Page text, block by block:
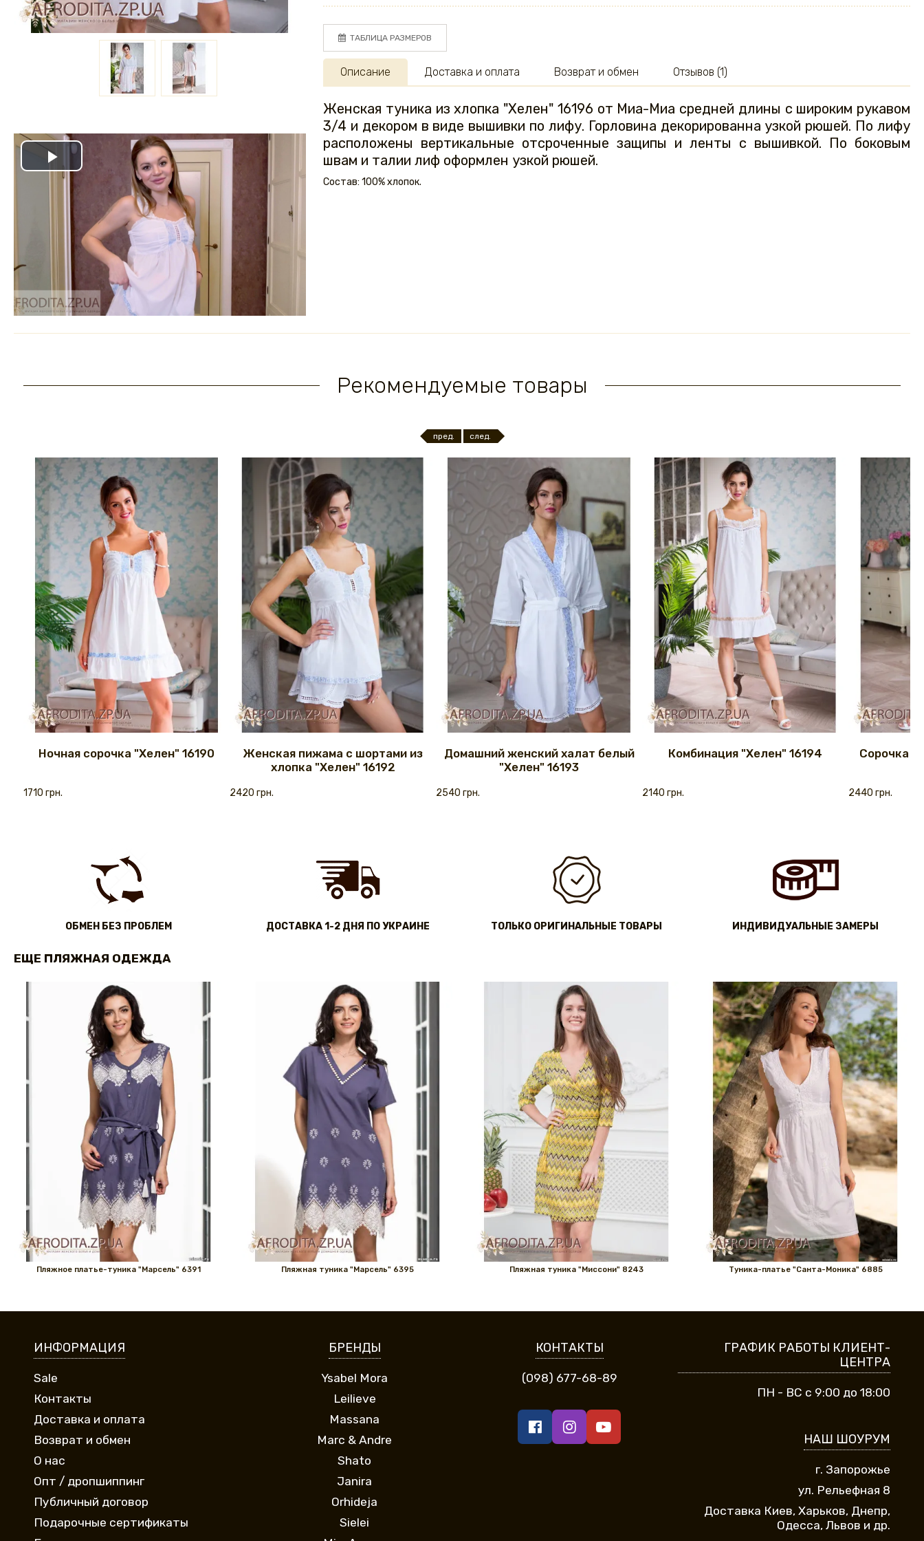
Play
Video
ТАБЛИЦА РАЗМЕРОВ
Описание
Женская туника из хлопка "Хелен" 16196 от Миа-Миа средней длины с широким рукавом
3/4 и декором в виде вышивки по лифу. Горловина декорированна узкой рюшей. По лифу
расположены вертикальные отсроченные защипы и ленты с вышивкой. По боковым
швам и талии лиф оформлен узкой рюшей.
Состав: 100% хлопок.
Доставка и оплата Возврат и обмен Отзывов (1)
Рекомендуемые товары
пред. след.
Ночная сорочка "Хелен" 16190
1710 грн.
Женская пижама с шортами из
хлопка "Хелен" 16192
2420 грн.
Домашний женский халат белый
"Хелен" 16193
2540 грн.
Комбинация "Хелен" 16194
2140 грн.
Сорочка
2440 грн.
ОБМЕН БЕЗ ПРОБЛЕМ ДОСТАВКА 1-2 ДНЯ ПО УКРАИНЕ ТОЛЬКО ОРИГИНАЛЬНЫЕ ТОВАРЫ ИНДИВИДУАЛЬНЫЕ ЗАМЕРЫ
ЕЩЕ ПЛЯЖНАЯ ОДЕЖДА
Пляжное платье-туника "Марсель" 6391 Пляжная туника "Марсель" 6395 Пляжная туника "Миссони" 8243 Туника-платье "Санта-Моника" 6885
ИНФОРМАЦИЯ
Sale
Контакты
Доставка и оплата
Возврат и обмен
О нас
Опт / дропшиппинг
Публичный договор
Подарочные сертификаты
БРЕНДЫ
Ysabel Mora
Leilieve
Massana
Marc & Andre
Shato
Janira
Orhideja
Sielei
КОНТАКТЫ
(098) 677-68-89
ГРАФИК РАБОТЫ КЛИЕНТ-
ЦЕНТРА
ПН - ВС с 9:00 до 18:00
НАШ ШОУРУМ
г. Запорожье
ул. Рельефная 8
Доставка Киев, Харьков, Днепр,
Одесса, Львов и др.